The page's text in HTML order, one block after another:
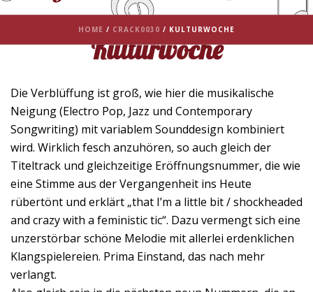
HOME / CRACK0030 / KULTURWOCHE
Kulturwoche
Die Verblüffung ist groß, wie hier die musikalische
Neigung (Electro Pop, Jazz und Contemporary
Songwriting) mit variablem Sounddesign kombiniert
wird. Wirklich fesch anzuhören, so auch gleich der
Titeltrack und gleichzeitige Eröffnungsnummer, die wie
eine Stimme aus der Vergangenheit ins Heute
rübertönt und erklärt „that I’m a little bit / shockheaded
and crazy with a feministic tic“. Dazu vermengt sich eine
unzerstörbar schöne Melodie mit allerlei erdenklichen
Klangspielereien. Prima Einstand, das nach mehr
verlangt.